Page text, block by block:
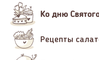
Ко дню
Рецепты